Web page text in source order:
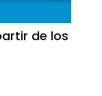
de los